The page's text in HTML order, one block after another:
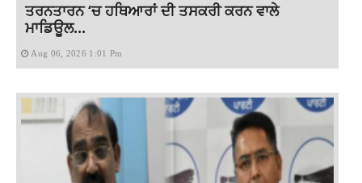
ਤਰਨਤਾਰਨ ‘ਚ ਹਥਿਆਰਾਂ ਦੀ ਤਸਕਰੀ ਕਰਨ ਵਾਲੇ
ਮਾਡਿਊਲ...
Aug 06, 2026 1:01 Pm